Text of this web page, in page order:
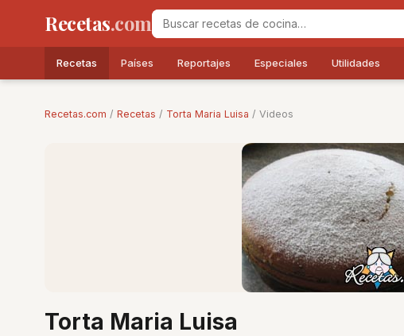
Recetas.com
Recetas Países Reportajes Especiales Utilidades
Recetas.com / Recetas / Torta Maria Luisa / Videos
Torta Maria Luisa